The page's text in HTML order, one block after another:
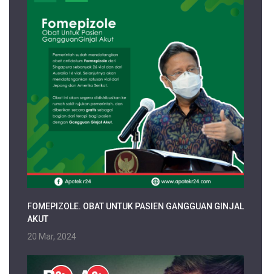
FOMEPIZOLE. OBAT UNTUK PASIEN GANGGUAN GINJAL
AKUT
20 Mar, 2024